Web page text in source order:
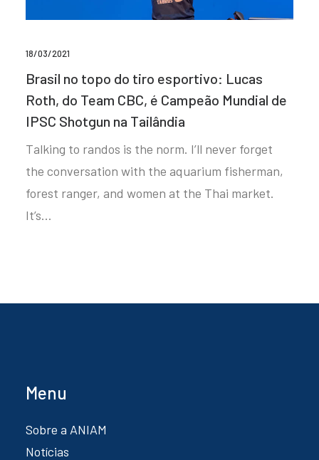
18/03/2021
Brasil no topo do tiro esportivo: Lucas
Roth, do Team CBC, é Campeão Mundial de
IPSC Shotgun na Tailândia
Talking to randos is the norm. I’ll never forget
the conversation with the aquarium fisherman,
forest ranger, and women at the Thai market.
It’s…
Menu
Sobre a ANIAM
Notícias